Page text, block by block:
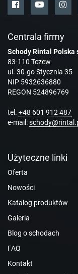
Centrala firmy
Schody Rintal Polska
83-110 Tczew
ul. 30-go Stycznia 35
NIP 5932636880
REGON 524896769
tel. +48 601 912 487
e-mail:
Użyteczne linki
Oferta
Nowości
Katalog produktów
Galeria
Blog o schodach
FAQ
Kontakt